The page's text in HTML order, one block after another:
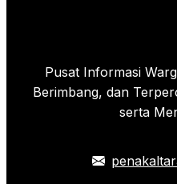
Pusat Informasi
Berimbang, dan
serta